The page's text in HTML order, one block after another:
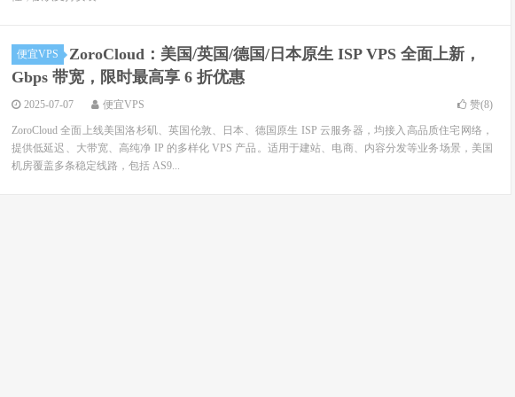
便宜VPS
ZoroCloud：美国/英国/德国/日本原生 ISP VPS 全面上新，
Gbps 带宽，限时最高享 6 折优惠
2025-07-07 便宜VPS 赞(8)
ZoroCloud 全面上线美国洛杉矶、英国伦敦、日本、德国原生 ISP 云服务器，均接入高品质住宅网络，
提供低延迟、大带宽、高纯净 IP 的多样化 VPS 产品。适用于建站、电商、内容分发等业务场景，美国
机房覆盖多条稳定线路，包括 AS9...